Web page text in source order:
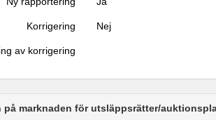
Korrigering Nej
av korrigering
marknaden för utsläppsrätter/